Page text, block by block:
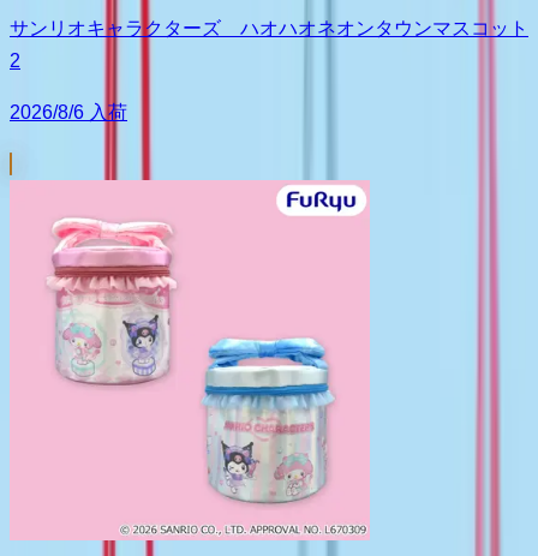
サンリオキャラクターズ ハオハオネオンタウンマスコット
2
2026/8/6 入荷